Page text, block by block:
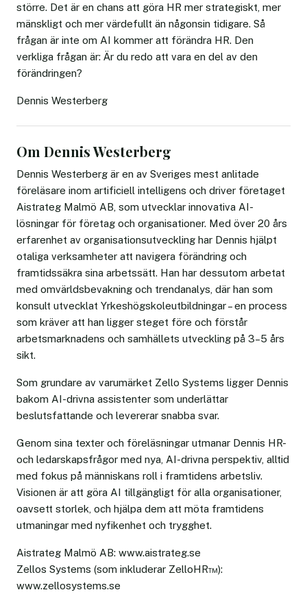
större. Det är en chans att göra HR mer strategiskt, mer
mänskligt och mer värdefullt än någonsin tidigare. Så
frågan är inte om AI kommer att förändra HR. Den
verkliga frågan är: Är du redo att vara en del av den
förändringen?
Dennis Westerberg
Om Dennis Westerberg
Dennis Westerberg är en av Sveriges mest anlitade
föreläsare inom artificiell intelligens och driver företaget
Aistrateg Malmö AB, som utvecklar innovativa AI-
lösningar för företag och organisationer. Med över 20 års
erfarenhet av organisationsutveckling har Dennis hjälpt
otaliga verksamheter att navigera förändring och
framtidssäkra sina arbetssätt. Han har dessutom arbetat
med omvärldsbevakning och trendanalys, där han som
konsult utvecklat Yrkeshögskoleutbildningar – en process
som kräver att han ligger steget före och förstår
arbetsmarknadens och samhällets utveckling på 3–5 års
sikt.
Som grundare av varumärket Zello Systems ligger Dennis
bakom AI-drivna assistenter som underlättar
beslutsfattande och levererar snabba svar.
Genom sina texter och föreläsningar utmanar Dennis HR-
och ledarskapsfrågor med nya, AI-drivna perspektiv, alltid
med fokus på människans roll i framtidens arbetsliv.
Visionen är att göra AI tillgängligt för alla organisationer,
oavsett storlek, och hjälpa dem att möta framtidens
utmaningar med nyfikenhet och trygghet.
Aistrateg Malmö AB: www.aistrateg.se
Zellos Systems (som inkluderar ZelloHR™):
www.zellosystems.se